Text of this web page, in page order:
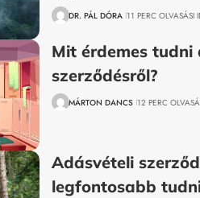
DR. PÁL DÓRA 11 PERC OLVASÁSI
Mit érdemes tudni
szerződésről?
MÁRTON DANCS 12 PERC
Adásvételi
legfontosabb